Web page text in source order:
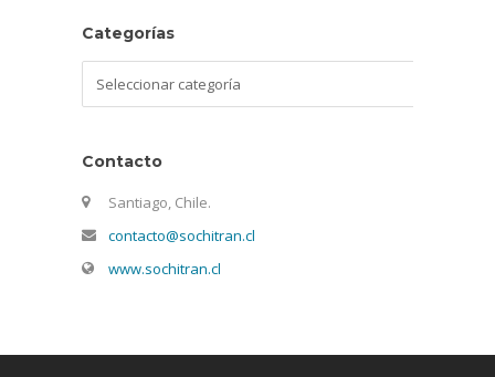
Categorías
Contacto
Santiago, Chile.
contacto@sochitran.cl
www.sochitran.cl